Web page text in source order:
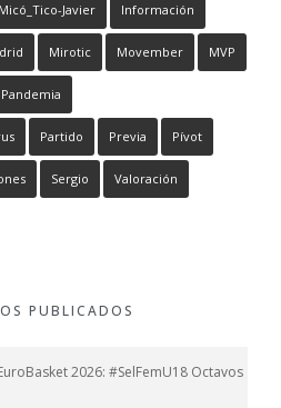
Javier Información
Mirotic Movember MVP
Pandemia
Partido Previa Pívot
Sergio Valoración
PUBLICADOS
2026: #SelFemU18 Octavos